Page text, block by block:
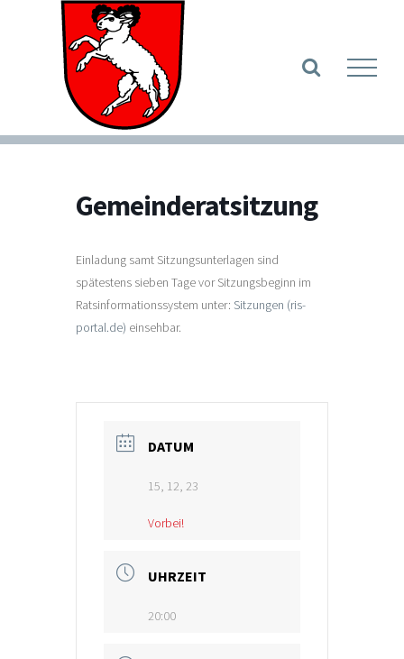
Gemeinderatsitzung
Einladung samt Sitzungsunterlagen sind
spätestens sieben Tage vor Sitzungsbeginn im
Ratsinformationssystem unter: Sitzungen (ris-
portal.de) einsehbar.
DATUM
15, 12, 23
Vorbei!
UHRZEIT
20:00